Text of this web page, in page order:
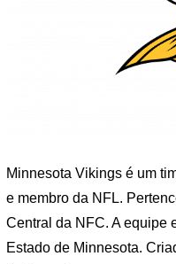
Minnesota Vikings é um
e membro da NFL.
Central da NFC. A equipe
Estado de Minnesota.